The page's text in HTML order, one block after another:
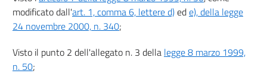
11
12
modificato dall'art. 1, comma 6, lettere d)ede), della legge
24 novembre 2000, n. 340;
Visto il punto 2 dell'allegato n. 3 della legge 8 marzo 1999,
n. 50;